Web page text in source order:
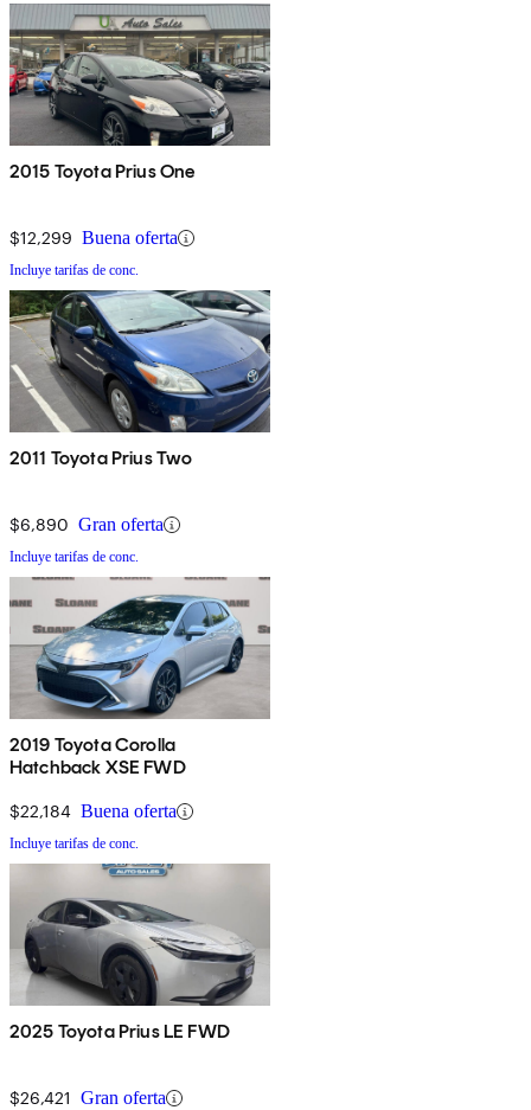
2015 Toyota Prius One
$12,299 Buena oferta
Incluye tarifas de conc.
2011 Toyota Prius Two
$6,890 Gran oferta
Incluye tarifas de conc.
2019 Toyota Corolla
Hatchback XSE FWD
$22,184 Buena oferta
Incluye tarifas de conc.
2025 Toyota Prius LE FWD
$26,421 Gran oferta